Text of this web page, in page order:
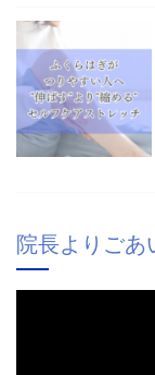
院長よりごあ